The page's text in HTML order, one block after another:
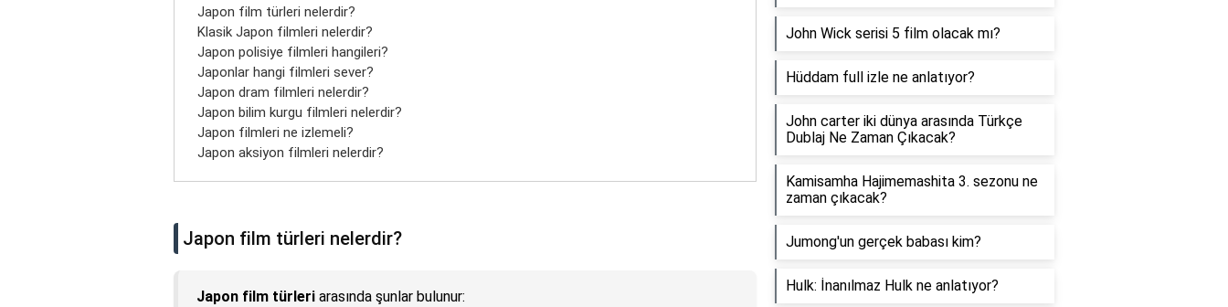
Japon film türleri nelerdir?
Klasik Japon filmleri nelerdir?
Japon polisiye filmleri hangileri?
Japonlar hangi filmleri sever?
Japon dram filmleri nelerdir?
Japon bilim kurgu filmleri nelerdir?
Japon filmleri ne izlemeli?
Japon aksiyon filmleri nelerdir?
Japon film türleri nelerdir?
Japon film türleri arasında şunlar bulunur:
John Wick serisi 5 film olacak mı?
Hüddam full izle ne anlatıyor?
John carter iki dünya arasında Türkçe
Dublaj Ne Zaman Çıkacak?
Kamisamha Hajimemashita 3. sezonu ne
zaman çıkacak?
Jumong'un gerçek babası kim?
Hulk: İnanılmaz Hulk ne anlatıyor?